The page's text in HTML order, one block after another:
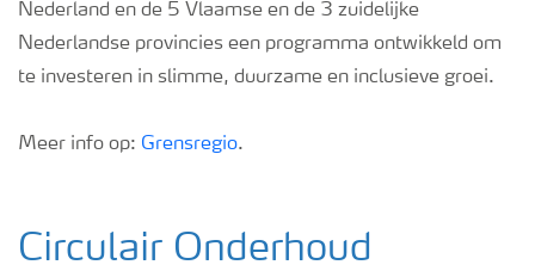
Nederland en de 5 Vlaamse en de 3 zuidelijke
Nederlandse provincies een programma ontwikkeld om
te investeren in slimme, duurzame en inclusieve groei.
Meer info op: Grensregio.
Circulair Onderhoud